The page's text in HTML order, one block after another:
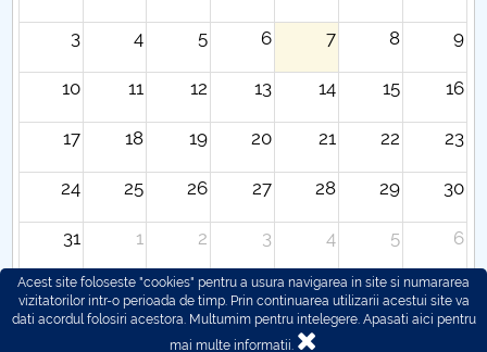
3 4 5 6 7 8 9
10 11 12 13 14 15 16
17 18 19 20 21 22 23
24 25 26 27 28 29 30
31 1 2 3 4 5 6
Acest site foloseste "cookies" pentru a usura navigarea in site si numararea
vizitatorilor intr-o perioada de timp. Prin continuarea utilizarii acestui site va
dati acordul folosiri acestora. Multumim pentru intelegere. Apasati aici pentru
mai multe informatii.